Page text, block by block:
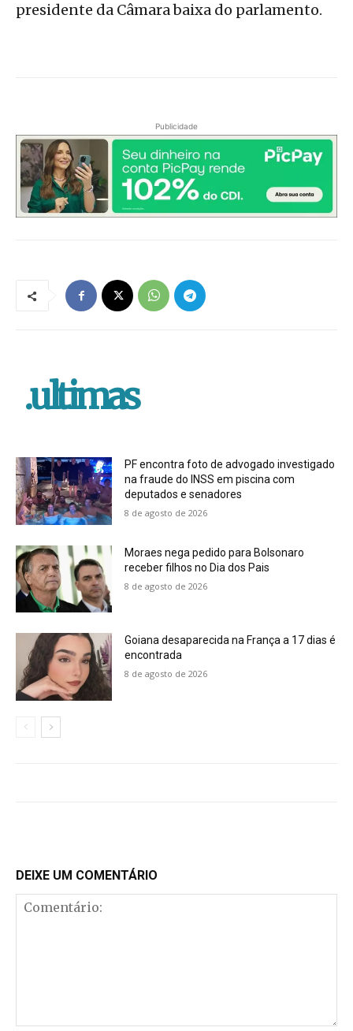
presidente da Câmara baixa do parlamento.
Publicidade
.ultimas
PF encontra foto de advogado investigado
na fraude do INSS em piscina com
deputados e senadores
8 de agosto de 2026
Moraes nega pedido para Bolsonaro
receber filhos no Dia dos Pais
8 de agosto de 2026
Goiana desaparecida na França a 17 dias é
encontrada
8 de agosto de 2026
DEIXE UM COMENTÁRIO